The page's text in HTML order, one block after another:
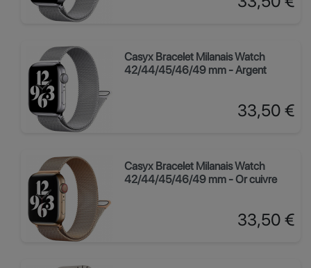
Casyx Bracelet Milanais Watch
42/44/45/46/49 mm - Argent
Prix
33,50 €
Casyx Bracelet Milanais Watch
42/44/45/46/49 mm - Or cuivre
Prix
33,50 €